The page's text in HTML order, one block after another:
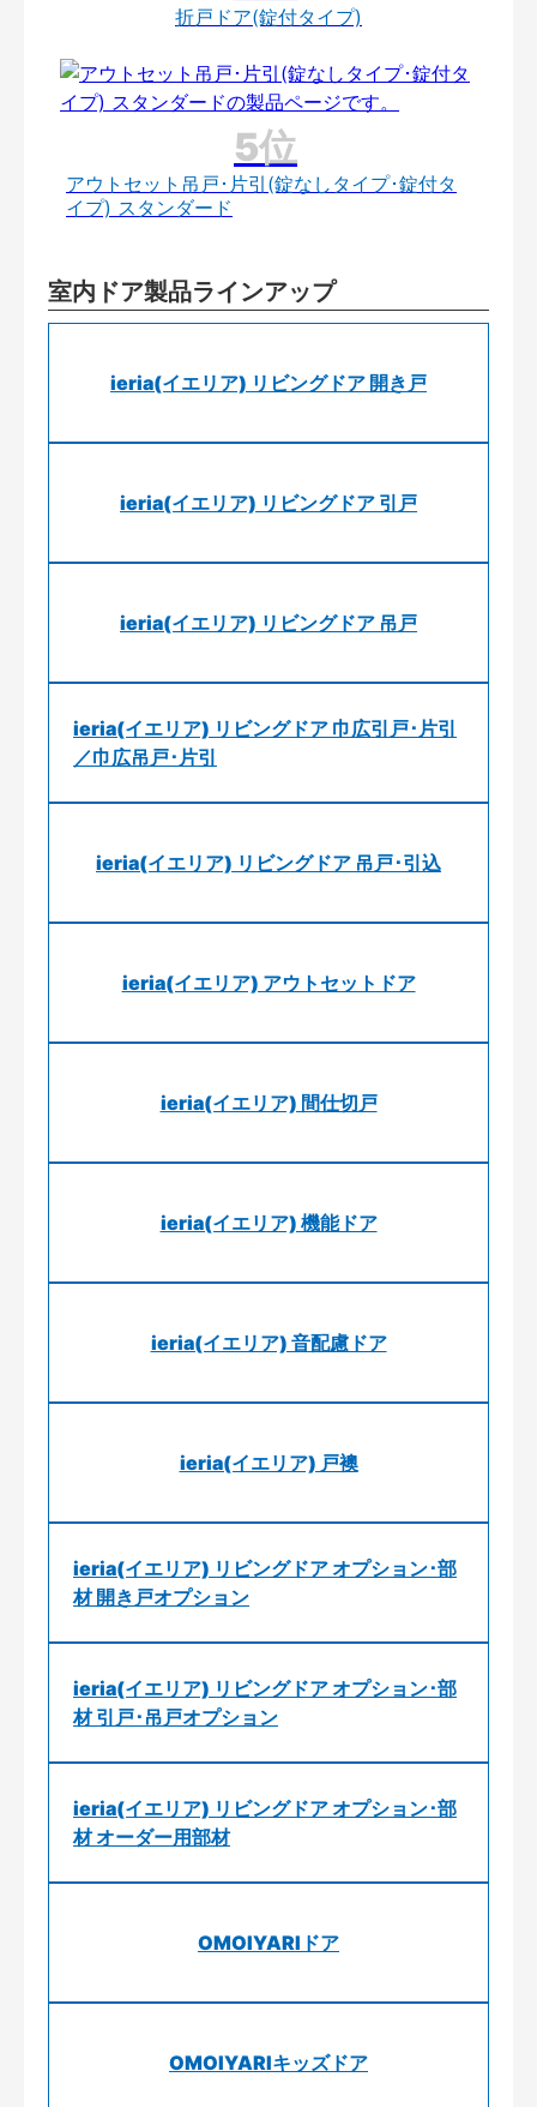
折戸ドア(錠付タイプ)
アウトセット吊戸･片引(錠なしタイプ･錠付タ
イプ) スタンダード
室内ドア製品ラインアップ
ieria(イエリア) リビングドア 開き戸
ieria(イエリア) リビングドア 引戸
ieria(イエリア) リビングドア 吊戸
ieria(イエリア) リビングドア 巾広引戸･片引
／巾広吊戸･片引
ieria(イエリア) リビングドア 吊戸･引込
ieria(イエリア) アウトセットドア
ieria(イエリア) 間仕切戸
ieria(イエリア) 機能ドア
ieria(イエリア) 音配慮ドア
ieria(イエリア) 戸襖
ieria(イエリア) リビングドア オプション･部
材 開き戸オプション
ieria(イエリア) リビングドア オプション･部
材 引戸･吊戸オプション
ieria(イエリア) リビングドア オプション･部
材 オーダー用部材
OMOIYARIドア
OMOIYARIキッズドア